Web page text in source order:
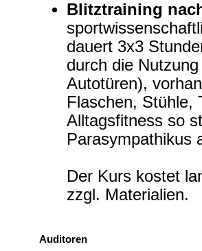
Blitztraining
dauert 3x3
durch die
Autotüren),
Flaschen, Stühle,
Alltagsfitness so
Parasympathikus
Der Kurs kostet
zzgl. Materialien.
Auditoren